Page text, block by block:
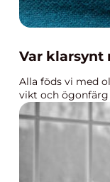
Var klarsynt
Alla föds vi med
vikt och